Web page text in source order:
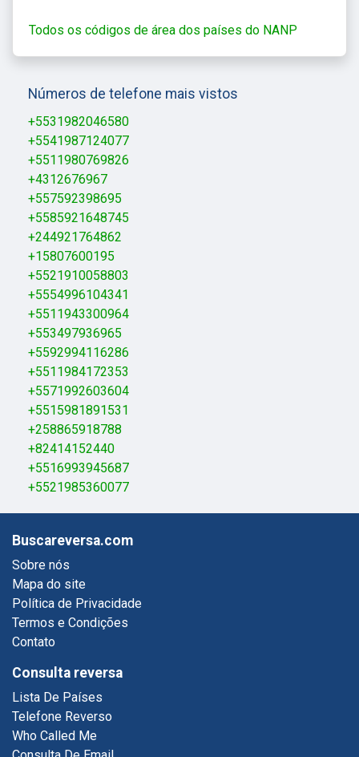
Todos os códigos de área dos países do NANP
Números de telefone mais vistos
+5531982046580
+5541987124077
+5511980769826
+4312676967
+557592398695
+5585921648745
+244921764862
+15807600195
+5521910058803
+5554996104341
+5511943300964
+553497936965
+5592994116286
+5511984172353
+5571992603604
+5515981891531
+258865918788
+82414152440
+5516993945687
+5521985360077
Buscareversa.com
Sobre nós
Mapa do site
Política de Privacidade
Termos e Condições
Contato
Consulta reversa
Lista De Países
Telefone Reverso
Who Called Me